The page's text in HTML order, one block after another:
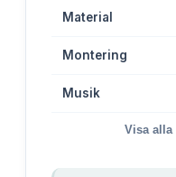
Material
Montering
Musik
Visa alla